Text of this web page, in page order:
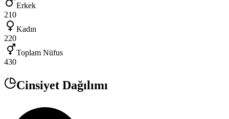
Erkek
210
Kadın
220
Toplam Nüfus
430
Cinsiyet Dağılımı